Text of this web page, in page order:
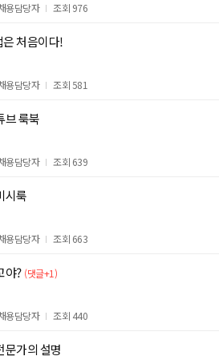
용담당자 조회 976
처음이다!
용담당자 조회 581
브 룩북
용담당자 조회 639
시룩
용담당자 조회 663
야? (댓글+1)
용담당자 조회 440
문가의 설명